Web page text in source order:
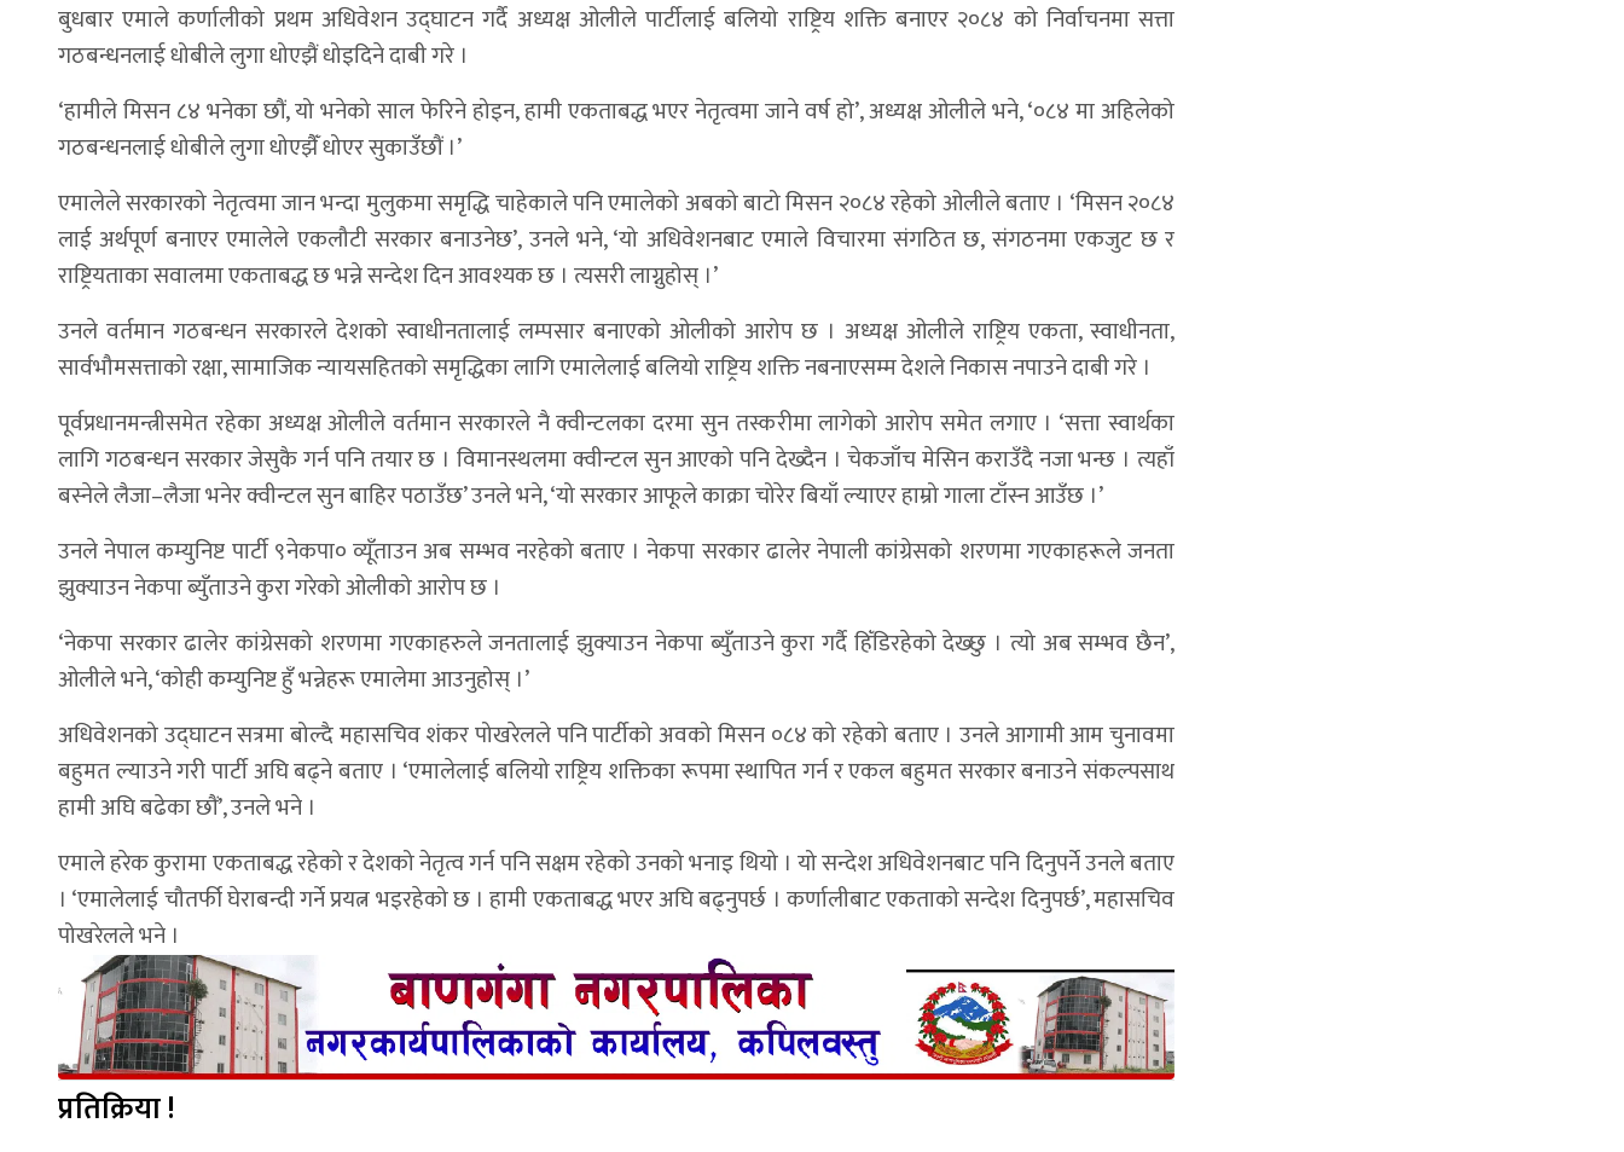
बुधबार एमाले कर्णालीको प्रथम अधिवेशन उद्घाटन गर्दै अध्यक्ष ओलीले पार्टीलाई बलियो राष्ट्रिय शक्ति बनाएर २०८४ को निर्वाचनमा सत्ता
गठबन्धनलाई धोबीले लुगा धोएझैं धोइदिने दाबी गरे ।
‘हामीले मिसन ८४ भनेका छौं, यो भनेको साल फेरिने होइन, हामी एकताबद्ध भएर नेतृत्वमा जाने वर्ष हो’, अध्यक्ष ओलीले भने, ‘०८४ मा अहिलेको
गठबन्धनलाई धोबीले लुगा धोएझैँ धोएर सुकाउँछौं ।’
एमालेले सरकारको नेतृत्वमा जान भन्दा मुलुकमा समृद्धि चाहेकाले पनि एमालेको अबको बाटो मिसन २०८४ रहेको ओलीले बताए । ‘मिसन २०८४
लाई अर्थपूर्ण बनाएर एमालेले एकलौटी सरकार बनाउनेछ’, उनले भने, ‘यो अधिवेशनबाट एमाले विचारमा संगठित छ, संगठनमा एकजुट छ र
राष्ट्रियताका सवालमा एकताबद्ध छ भन्ने सन्देश दिन आवश्यक छ । त्यसरी लाग्नुहोस् ।’
उनले वर्तमान गठबन्धन सरकारले देशको स्वाधीनतालाई लम्पसार बनाएको ओलीको आरोप छ । अध्यक्ष ओलीले राष्ट्रिय एकता, स्वाधीनता,
सार्वभौमसत्ताको रक्षा, सामाजिक न्यायसहितको समृद्धिका लागि एमालेलाई बलियो राष्ट्रिय शक्ति नबनाएसम्म देशले निकास नपाउने दाबी गरे ।
पूर्वप्रधानमन्त्रीसमेत रहेका अध्यक्ष ओलीले वर्तमान सरकारले नै क्वीन्टलका दरमा सुन तस्करीमा लागेको आरोप समेत लगाए । ‘सत्ता स्वार्थका
लागि गठबन्धन सरकार जेसुकै गर्न पनि तयार छ । विमानस्थलमा क्वीन्टल सुन आएको पनि देख्दैन । चेकजाँच मेसिन कराउँदै नजा भन्छ । त्यहाँ
बस्नेले लैजा–लैजा भनेर क्वीन्टल सुन बाहिर पठाउँछ’ उनले भने, ‘यो सरकार आफूले काक्रा चोरेर बियाँ ल्याएर हाम्रो गाला टाँस्न आउँछ ।’
उनले नेपाल कम्युनिष्ट पार्टी ९नेकपा० व्यूँताउन अब सम्भव नरहेको बताए । नेकपा सरकार ढालेर नेपाली कांग्रेसको शरणमा गएकाहरूले जनता
झुक्याउन नेकपा ब्युँताउने कुरा गरेको ओलीको आरोप छ ।
‘नेकपा सरकार ढालेर कांग्रेसको शरणमा गएकाहरुले जनतालाई झुक्याउन नेकपा ब्युँताउने कुरा गर्दै हिँडिरहेको देख्छु । त्यो अब सम्भव छैन’,
ओलीले भने, ‘कोही कम्युनिष्ट हुँ भन्नेहरू एमालेमा आउनुहोस् ।’
अधिवेशनको उद्घाटन सत्रमा बोल्दै महासचिव शंकर पोखरेलले पनि पार्टीको अवको मिसन ०८४ को रहेको बताए । उनले आगामी आम चुनावमा
बहुमत ल्याउने गरी पार्टी अघि बढ्ने बताए । ‘एमालेलाई बलियो राष्ट्रिय शक्तिका रूपमा स्थापित गर्न र एकल बहुमत सरकार बनाउने संकल्पसाथ
हामी अघि बढेका छौं’, उनले भने ।
एमाले हरेक कुरामा एकताबद्ध रहेको र देशको नेतृत्व गर्न पनि सक्षम रहेको उनको भनाइ थियो । यो सन्देश अधिवेशनबाट पनि दिनुपर्ने उनले बताए
। ‘एमालेलाई चौतर्फी घेराबन्दी गर्ने प्रयत्न भइरहेको छ । हामी एकताबद्ध भएर अघि बढ्नुपर्छ । कर्णालीबाट एकताको सन्देश दिनुपर्छ’, महासचिव
पोखरेलले भने ।
प्रतिक्रिया !